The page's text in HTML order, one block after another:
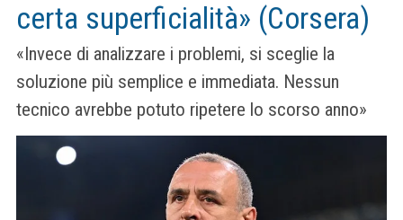
certa superficialità» (Corsera)
«Invece di analizzare i problemi, si sceglie la
soluzione più semplice e immediata. Nessun
tecnico avrebbe potuto ripetere lo scorso anno»